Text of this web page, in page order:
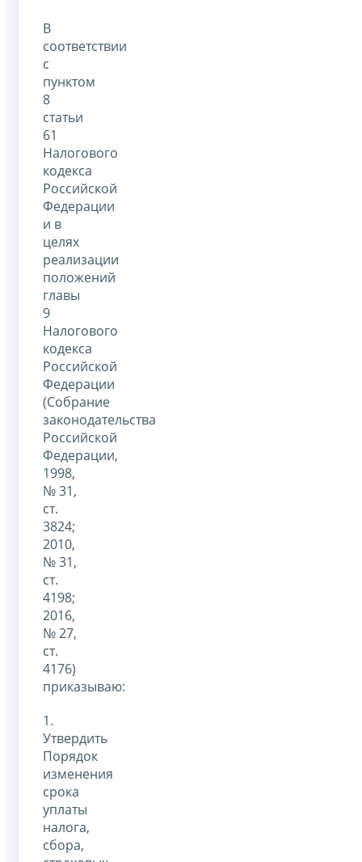
В
соответствии
с
пунктом
8
статьи
61
Налогового
кодекса
Российской
Федерации
и в
целях
реализации
положений
главы
9
Налогового
кодекса
Российской
Федерации
(Собрание
законодательства
Российской
Федерации,
1998,
№ 31,
ст.
3824;
2010,
№ 31,
ст.
4198;
2016,
№ 27,
ст.
4176)
приказываю:
1.
Утвердить
Порядок
изменения
срока
уплаты
налога,
сбора,